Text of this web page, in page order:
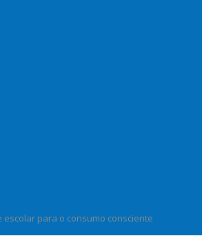
para o consumo consciente